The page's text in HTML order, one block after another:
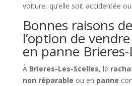
voiture, qu’elle soit accidentée
Bonnes raisons
l’option de
en panne Brieres-
À Brieres-Les-Scelles, le
non réparable ou en panne